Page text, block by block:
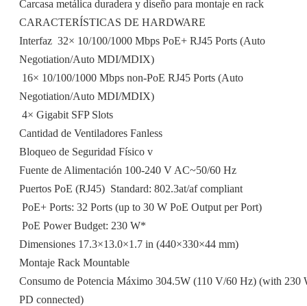
Carcasa metálica duradera y diseño para montaje en rack
CARACTERÍSTICAS DE HARDWARE
Interfaz  32× 10/100/1000 Mbps PoE+ RJ45 Ports (Auto
Negotiation/Auto MDI/MDIX)
 16× 10/100/1000 Mbps non-PoE RJ45 Ports (Auto
Negotiation/Auto MDI/MDIX)
 4× Gigabit SFP Slots
Cantidad de Ventiladores Fanless
Bloqueo de Seguridad Físico v
Fuente de Alimentación 100-240 V AC~50/60 Hz
Puertos PoE (RJ45)  Standard: 802.3at/af compliant
 PoE+ Ports: 32 Ports (up to 30 W PoE Output per Port)
 PoE Power Budget: 230 W*
Dimensiones 17.3×13.0×1.7 in (440×330×44 mm)
Montaje Rack Mountable
Consumo de Potencia Máximo 304.5W (110 V/60 Hz) (with 230
PD connected)